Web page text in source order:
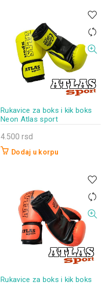
Rukavice za boks i kik boks
Neon Atlas sport
4.500 rsd
Dodaj u korpu
Rukavice za boks i kik boks